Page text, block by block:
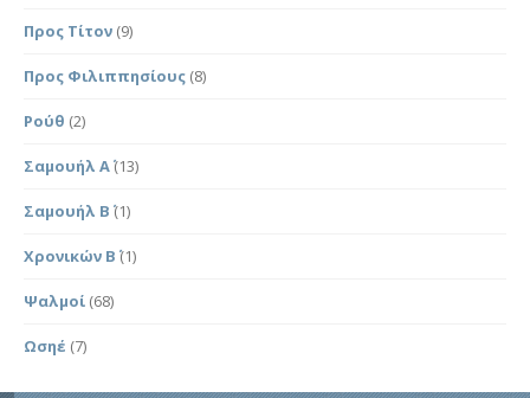
Προς Τίτον (9)
Προς Φιλιππησίους (8)
Ρούθ (2)
Σαμουήλ Α΄(13)
Σαμουήλ Β΄ (1)
Χρονικών Β΄ (1)
Ψαλμοί (68)
Ωσηέ (7)